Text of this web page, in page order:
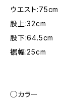
ウエスト:75cm
股上:32cm
股下:64.5cm
裾幅:25cm
◯カラー